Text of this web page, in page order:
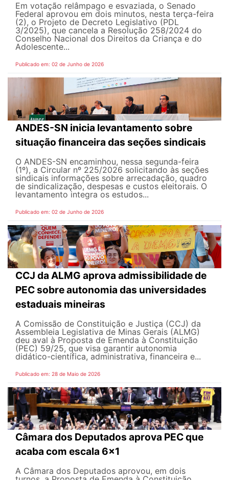
Em votação relâmpago e esvaziada, o Senado
Federal aprovou em dois minutos, nesta terça-feira
(2), o Projeto de Decreto Legislativo (PDL
3/2025), que cancela a Resolução 258/2024 do
Conselho Nacional dos Direitos da Criança e do
Adolescente...
Publicado em: 02 de Junho de 2026
ANDES-SN inicia levantamento sobre
situação financeira das seções sindicais
O ANDES-SN encaminhou, nessa segunda-feira
(1º), a Circular nº 225/2026 solicitando às seções
sindicais informações sobre arrecadação, quadro
de sindicalização, despesas e custos eleitorais. O
levantamento integra os estudos...
Publicado em: 02 de Junho de 2026
CCJ da ALMG aprova admissibilidade de
PEC sobre autonomia das universidades
estaduais mineiras
A Comissão de Constituição e Justiça (CCJ) da
Assembleia Legislativa de Minas Gerais (ALMG)
deu aval à Proposta de Emenda à Constituição
(PEC) 59/25, que visa garantir autonomia
didático-científica, administrativa, financeira e...
Publicado em: 28 de Maio de 2026
Câmara dos Deputados aprova PEC que
acaba com escala 6x1
A Câmara dos Deputados aprovou, em dois